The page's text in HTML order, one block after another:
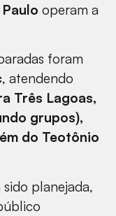
operam a
foram
, atendendo
Três Lagoas,
grupos),
do Teotônio
planejada,